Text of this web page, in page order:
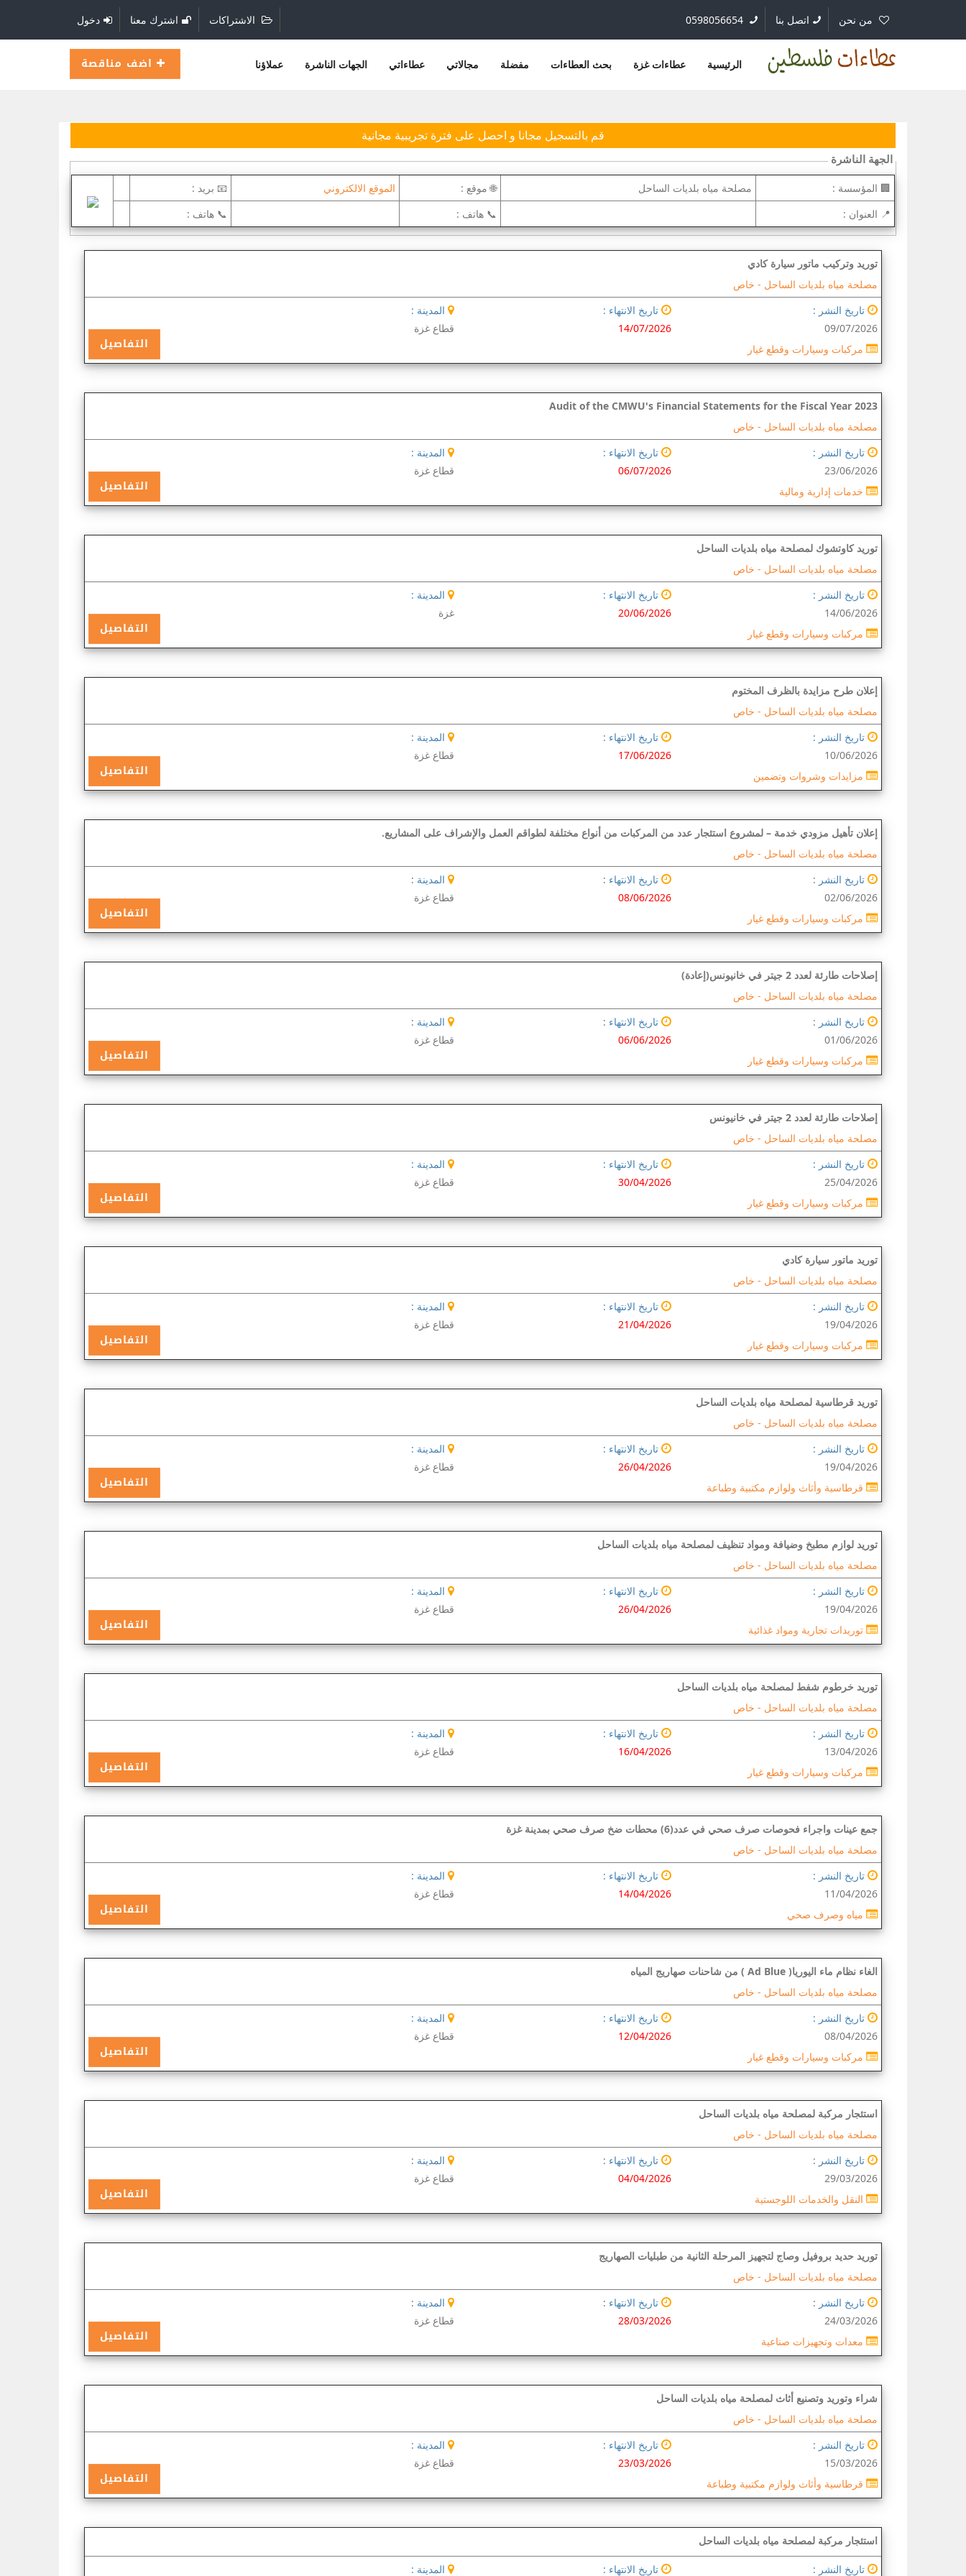
من نحن اتصل بنا الاشتراكات اشترك معنا دخول
الرئيسية عطاءات غزة بحث العطاءات مفضلة مجالاتي عطاءاتي الجهات الناشرة عملاؤنا اضف مناقصة
قم بالتسجيل مجانا و احصل على فترة تجريبية مجانية
الجهة الناشرة
🏢 المؤسسة : مصلحة مياه بلديات الساحل 🌐 موقع : الموقع الالكتروني
📧 بريد :
📍 العنوان :
📞 هاتف : 📞 هاتف :
توريد وتركيب ماتور سيارة كادي
مصلحة مياه بلديات الساحل - خاص
تاريخ النشر :
09/07/2026
تاريخ الانتهاء :
14/07/2026
المدينة :
قطاع غزة
التفاصيل مركبات وسيارات وقطع غيار
Audit of the CMWU's Financial Statements for the Fiscal Year 2023
مصلحة مياه بلديات الساحل - خاص
تاريخ النشر :
23/06/2026
تاريخ الانتهاء :
06/07/2026
المدينة :
قطاع غزة
التفاصيل خدمات إدارية ومالية
توريد كاوتشوك لمصلحة مياه بلديات الساحل
مصلحة مياه بلديات الساحل - خاص
تاريخ النشر :
14/06/2026
تاريخ الانتهاء :
20/06/2026
المدينة :
غزة
التفاصيل مركبات وسيارات وقطع غيار
إعلان طرح مزايدة بالظرف المختوم
مصلحة مياه بلديات الساحل - خاص
تاريخ النشر :
10/06/2026
تاريخ الانتهاء :
17/06/2026
المدينة :
قطاع غزة
التفاصيل مزايدات وشروات وتضمين
إعلان تأهيل مزودي خدمة – لمشروع استئجار عدد من المركبات من أنواع مختلفة لطواقم العمل والإشراف على المشاريع.
مصلحة مياه بلديات الساحل - خاص
تاريخ النشر :
02/06/2026
تاريخ الانتهاء :
08/06/2026
المدينة :
قطاع غزة
التفاصيل مركبات وسيارات وقطع غيار
إصلاحات طارئة لعدد 2 جيتر في خانيونس(إعادة)
مصلحة مياه بلديات الساحل - خاص
تاريخ النشر :
01/06/2026
تاريخ الانتهاء :
06/06/2026
المدينة :
قطاع غزة
التفاصيل مركبات وسيارات وقطع غيار
إصلاحات طارئة لعدد 2 جيتر في خانيونس
مصلحة مياه بلديات الساحل - خاص
تاريخ النشر :
25/04/2026
تاريخ الانتهاء :
30/04/2026
المدينة :
قطاع غزة
التفاصيل مركبات وسيارات وقطع غيار
توريد ماتور سيارة كادي
مصلحة مياه بلديات الساحل - خاص
تاريخ النشر :
19/04/2026
تاريخ الانتهاء :
21/04/2026
المدينة :
قطاع غزة
التفاصيل مركبات وسيارات وقطع غيار
توريد قرطاسية لمصلحة مياه بلديات الساحل
مصلحة مياه بلديات الساحل - خاص
تاريخ النشر :
19/04/2026
تاريخ الانتهاء :
26/04/2026
المدينة :
قطاع غزة
التفاصيل قرطاسية وأثاث ولوازم مكتبية وطباعة
توريد لوازم مطبخ وضيافة ومواد تنظيف لمصلحة مياه بلديات الساحل
مصلحة مياه بلديات الساحل - خاص
تاريخ النشر :
19/04/2026
تاريخ الانتهاء :
26/04/2026
المدينة :
قطاع غزة
التفاصيل توريدات تجارية ومواد غذائية
توريد خرطوم شفط لمصلحة مياه بلديات الساحل
مصلحة مياه بلديات الساحل - خاص
تاريخ النشر :
13/04/2026
تاريخ الانتهاء :
16/04/2026
المدينة :
قطاع غزة
التفاصيل مركبات وسيارات وقطع غيار
جمع عينات واجراء فحوصات صرف صحي في عدد(6) محطات ضخ صرف صحي بمدينة غزة
مصلحة مياه بلديات الساحل - خاص
تاريخ النشر :
11/04/2026
تاريخ الانتهاء :
14/04/2026
المدينة :
قطاع غزة
التفاصيل مياه وصرف صحي
الغاء نظام ماء اليوريا( Ad Blue ) من شاحنات صهاريج المياه
مصلحة مياه بلديات الساحل - خاص
تاريخ النشر :
08/04/2026
تاريخ الانتهاء :
12/04/2026
المدينة :
قطاع غزة
التفاصيل مركبات وسيارات وقطع غيار
استئجار مركبة لمصلحة مياه بلديات الساحل
مصلحة مياه بلديات الساحل - خاص
تاريخ النشر :
29/03/2026
تاريخ الانتهاء :
04/04/2026
المدينة :
قطاع غزة
التفاصيل النقل والخدمات اللوجستية
توريد حديد بروفيل وصاج لتجهيز المرحلة الثانية من طبليات الصهاريج
مصلحة مياه بلديات الساحل - خاص
تاريخ النشر :
24/03/2026
تاريخ الانتهاء :
28/03/2026
المدينة :
قطاع غزة
التفاصيل معدات وتجهيزات صناعية
شراء وتوريد وتصنيع أثاث لمصلحة مياه بلديات الساحل
مصلحة مياه بلديات الساحل - خاص
تاريخ النشر :
15/03/2026
تاريخ الانتهاء :
23/03/2026
المدينة :
قطاع غزة
التفاصيل قرطاسية وأثاث ولوازم مكتبية وطباعة
استئجار مركبة لمصلحة مياه بلديات الساحل
تاريخ النشر : تاريخ الانتهاء : المدينة :